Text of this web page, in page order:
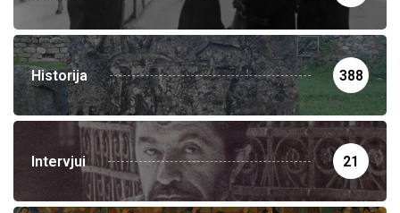
Historija 388
Intervjui 21